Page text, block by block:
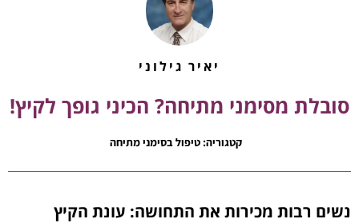
יאיר גילוני
סובלת מסימני מתיחה? הכיני גופך לקיץ!
קטגוריה: טיפול בסימני מתיחה
נשים רבות מכירות את התחושה: עונת הקיץ